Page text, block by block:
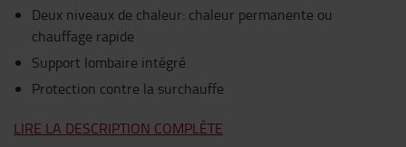
Deux niveaux de chaleur: chaleur permanente ou
chauffage rapide
Support lombaire intégré
Protection contre la surchauffe
LIRE LA DESCRIPTION COMPLÈTE